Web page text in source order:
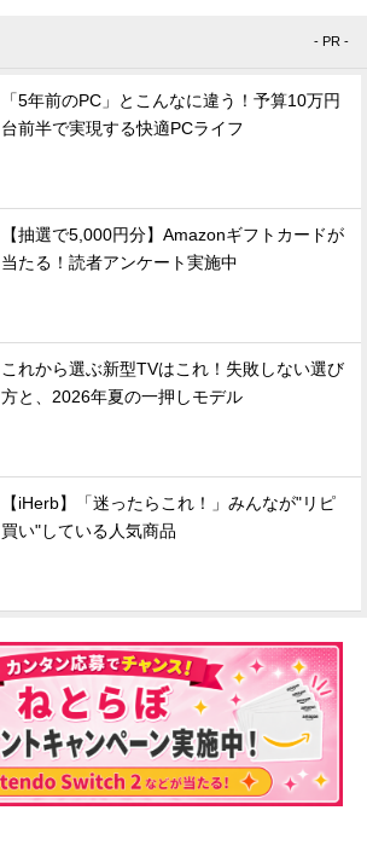
- PR -
「5年前のPC」とこんなに違う！予算10万円
台前半で実現する快適PCライフ
【抽選で5,000円分】Amazonギフトカードが
当たる！読者アンケート実施中
これから選ぶ新型TVはこれ！失敗しない選び
方と、2026年夏の一押しモデル
【iHerb】「迷ったらこれ！」みんなが"リピ
買い"している人気商品